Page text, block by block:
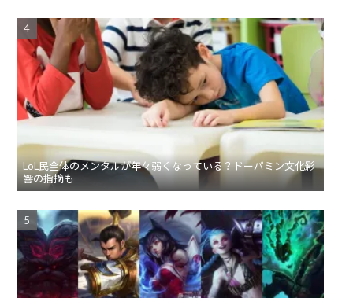
LoL民全体のメンタルが年々弱くなっている？ドーパミン文化影
響の指摘も